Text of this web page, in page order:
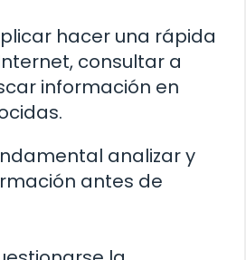
hacer una rápida
consultar a
información en
analizar y
antes de